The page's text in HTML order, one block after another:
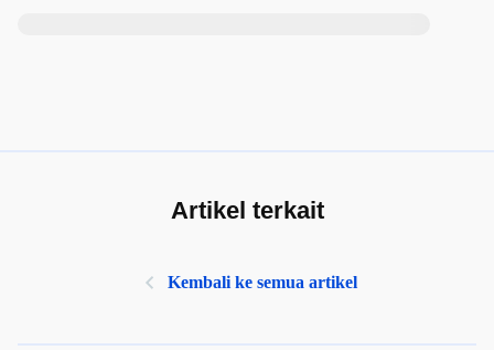
Artikel terkait
Kembali ke semua artikel